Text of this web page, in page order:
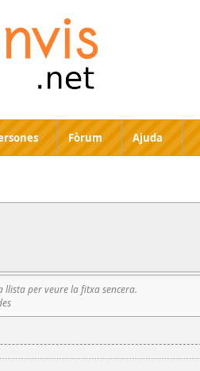
Fòrum Ajuda
llista per veure la fitxa sencera.